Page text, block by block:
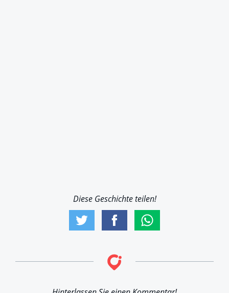
Diese Geschichte teilen!